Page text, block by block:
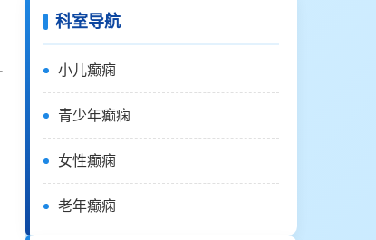
科室导航
小儿癫痫
青少年癫痫
女性癫痫
老年癫痫